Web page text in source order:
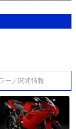
ー／関連情報